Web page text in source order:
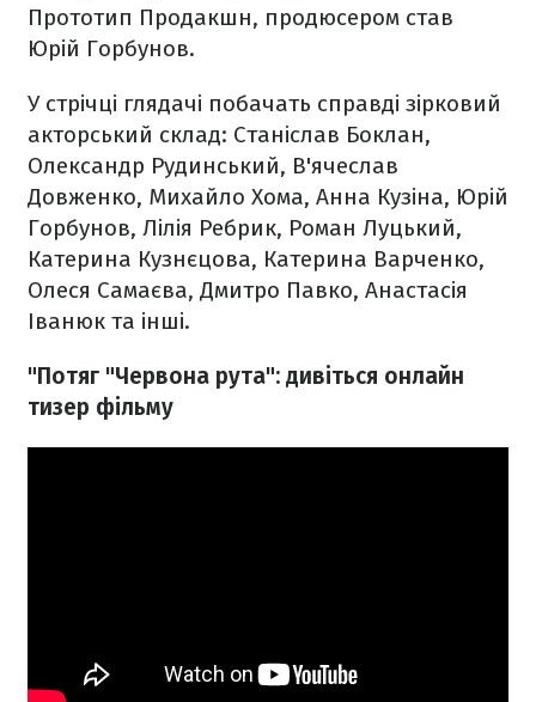
Прототип Продакшн, продюсером став
Юрій Горбунов.
У стрічці глядачі побачать справді зірковий
акторський склад: Станіслав Боклан,
Олександр Рудинський, В'ячеслав
Довженко, Михайло Хома, Анна Кузіна, Юрій
Горбунов, Лілія Ребрик, Роман Луцький,
Катерина Кузнєцова, Катерина Варченко,
Олеся Самаєва, Дмитро Павко, Анастасія
Іванюк та інші.
"Потяг "Червона рута": дивіться онлайн
тизер фільму